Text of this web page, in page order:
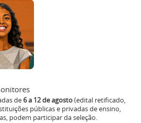
de6 a 12 de agosto(edital retificado,
públicas e privadas de ensino,
podem participar da seleção.